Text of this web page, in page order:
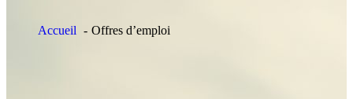
Accueil Offres d’emploi